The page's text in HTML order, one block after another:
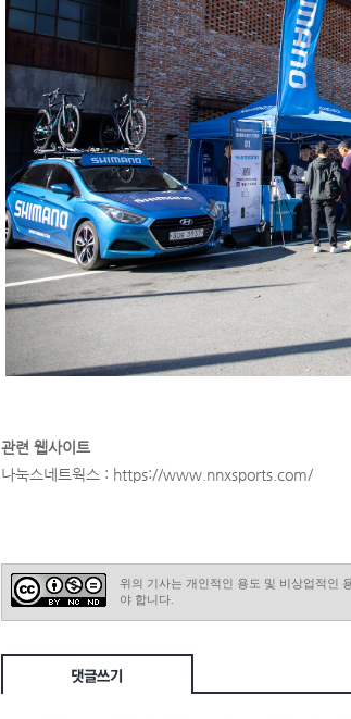
관련 웹사이트
나눅스네트웍스 : https://www.nnxsports.com/
위의 기사는 개인적인 용도 및 비상업적인
야 합니다.